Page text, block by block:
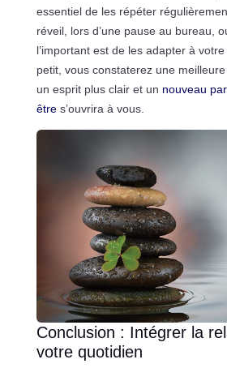
essentiel de les répéter
réveil, lors d’une pause au bureau,
l’important est de les adapter à
petit, vous constaterez une
un esprit plus clair et un nouveau
êtres’ouvrira à vous.
Conclusion : Intégrer la
votre quotidien